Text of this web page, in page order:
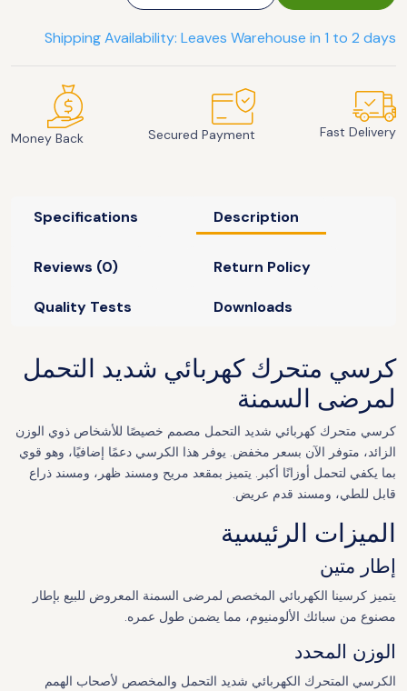
Shipping Availability: Leaves Warehouse in 1 to 2 days
Fast Delivery
Secured Payment
Money Back
Description
Specifications
Return Policy
Reviews (0)
Downloads
Quality Tests
كرسي متحرك كهربائي شديد التحمل
لمرضى السمنة
كرسي متحرك كهربائي شديد التحمل مصمم خصيصًا للأشخاص ذوي الوزن
الزائد، متوفر الآن بسعر مخفض. يوفر هذا الكرسي دعمًا إضافيًا، وهو قوي
بما يكفي لتحمل أوزانًا أكبر. يتميز بمقعد مريح ومسند ظهر، ومسند ذراع
قابل للطي، ومسند قدم عريض.
الميزات الرئيسية
إطار متين
يتميز كرسينا الكهربائي المخصص لمرضى السمنة المعروض للبيع بإطار
مصنوع من سبائك الألومنيوم، مما يضمن طول عمره.
الوزن المحدد
الكرسي المتحرك الكهربائي شديد التحمل والمخصص لأصحاب الهمم